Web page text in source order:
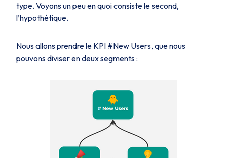
type. Voyons un peu en quoi consiste le second,
l’hypothétique.
Nous allons prendre le KPI #New Users, que nous
pouvons diviser en deux segments :